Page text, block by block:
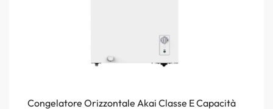
Congelatore Orizzontale Akai Classe E Capacità